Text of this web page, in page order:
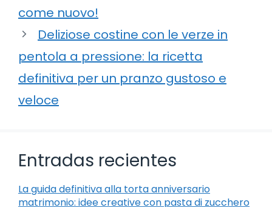
come nuovo!
Deliziose costine con le verze in
pentola a pressione: la ricetta
definitiva per un pranzo gustoso e
veloce
Entradas recientes
La guida definitiva alla torta anniversario
matrimonio: idee creative con pasta di zucchero